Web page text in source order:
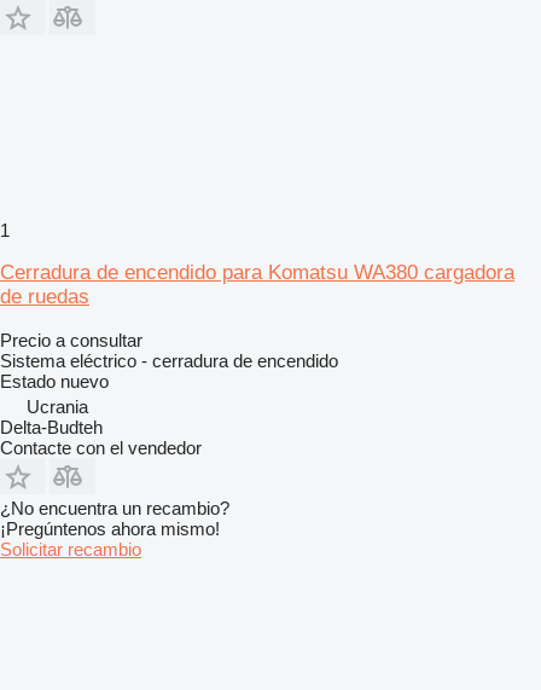
1
Cerradura de encendido para Komatsu WA380 cargadora
de ruedas
Precio a consultar
Sistema eléctrico - cerradura de encendido
Estado nuevo
Ucrania
Delta-Budteh
Contacte con el vendedor
¿No encuentra un recambio?
¡Pregúntenos ahora mismo!
Solicitar recambio